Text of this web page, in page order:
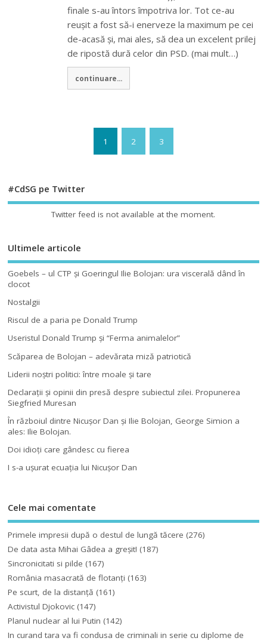
finale s-au întors împotriva lor. Tot ce-au
reușit a fost să-i enerveze la maximum pe cei
de-acasă și, mai ales, să dea un excelent prilej
de ripostă dură celor din PSD. (mai mult…)
continuare...
1 2 3
#CdSG pe Twitter
Twitter feed is not available at the moment.
Ultimele articole
Goebels – ul CTP şi Goeringul Ilie Bolojan: ura viscerală dând în
clocot
Nostalgii
Riscul de a paria pe Donald Trump
Useristul Donald Trump şi “Ferma animalelor”
Scăparea de Bolojan – adevărata miză patriotică
Liderii noştri politici: între moale şi tare
Declaraţii şi opinii din presă despre subiectul zilei. Propunerea
Siegfried Muresan
În războiul dintre Nicuşor Dan şi Ilie Bolojan, George Simion a
ales: Ilie Bolojan.
Doi idioţi care gândesc cu fierea
I s-a uşurat ecuaţia lui Nicuşor Dan
Cele mai comentate
Primele impresii după o destul de lungă tăcere (276)
De data asta Mihai Gâdea a greşit! (187)
Sincronicitati si pilde (167)
România masacrată de flotanţi (163)
Pe scurt, de la distanță (161)
Activistul Djokovic (147)
Planul nuclear al lui Putin (142)
In curand tara va fi condusa de criminali in serie cu diplome de